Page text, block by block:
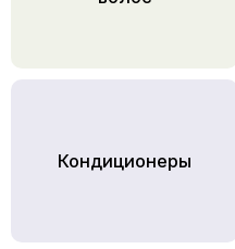
Кондициoнеры